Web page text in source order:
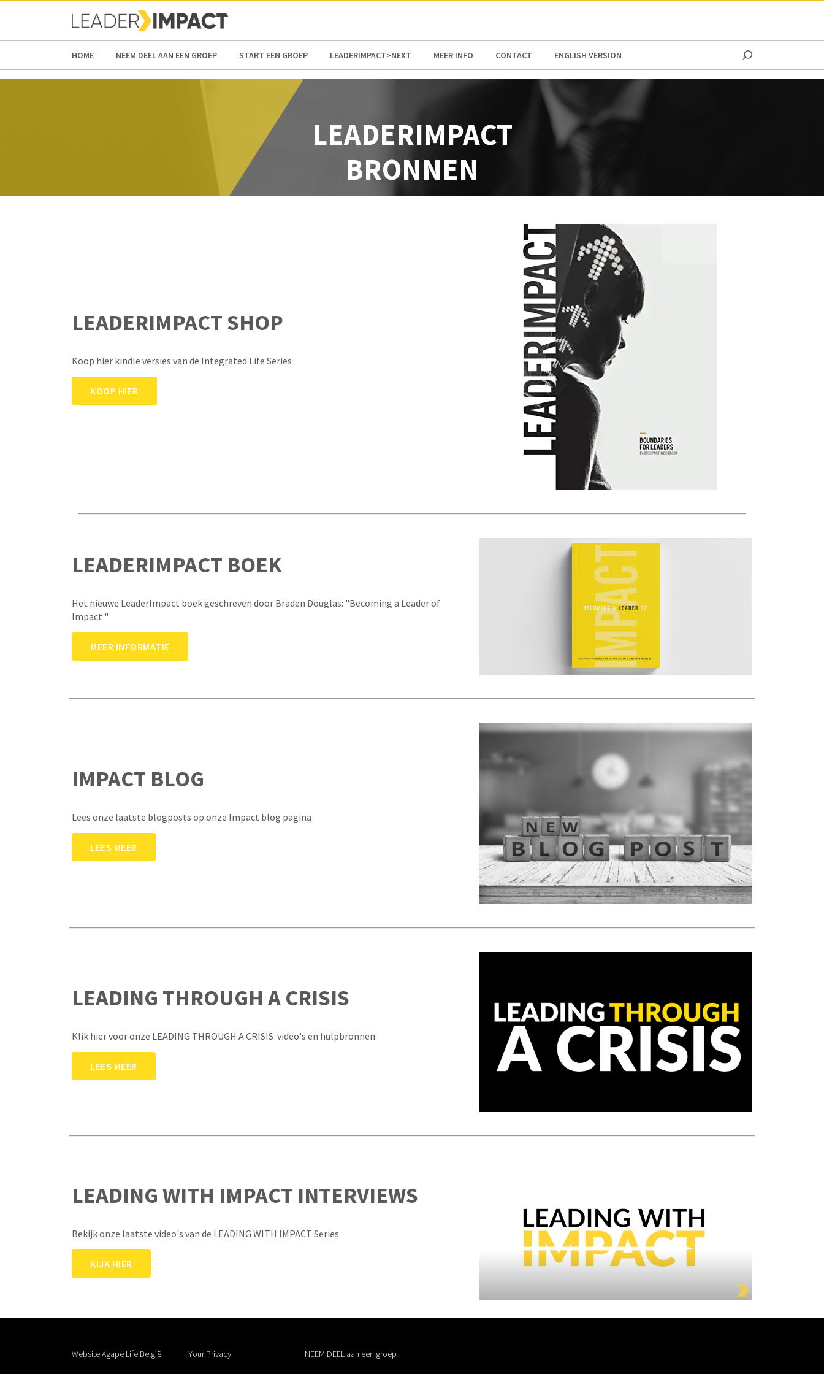
HOME NEEM DEEL AAN EEN GROEP START EEN GROEP LEADERIMPACT>NEXT MEER INFO CONTACT ENGLISH VERSION
LEADERIMPACT
BRONNEN
LEADERIMPACT SHOP
Koop hier kindle versies van de Integrated Life Series
KOOP HIER
LEADERIMPACT BOEK
Het nieuwe LeaderImpact boek geschreven door Braden Douglas: "Becoming a Leader of
Impact "
MEER INFORMATIE
IMPACT BLOG
Lees onze laatste blogposts op onze Impact blog pagina
LEES MEER
LEADING THROUGH A CRISIS
Klik hier voor onze LEADING THROUGH A CRISIS video's en hulpbronnen
LEES MEER
LEADING WITH IMPACT INTERVIEWS
Bekijk onze laatste video's van de LEADING WITH IMPACT Series
KIJK HIER
Website Agape Life België Your Privacy NEEM DEEL aan een groep